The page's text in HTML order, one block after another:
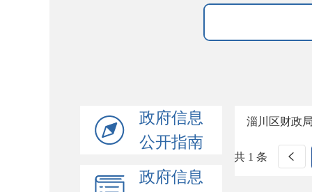
政府信息
公开指南
政府信息
淄川区财政
共 1 条